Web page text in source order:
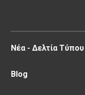
Νέα - Δελτία Τύπου
Blog